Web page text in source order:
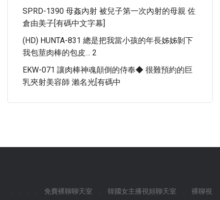
SPRD-1390 母姦內射 被兒子第一次內射的母親 佐
倉由美子[有碼中文字幕]
(HD) HUNTA-831 總是把我當小孩的年長姊姊剝下
我包莖肉棒的包皮… 2
EKW-071 讓肉棒神魂顛倒的侍奉◆ 很難預約的巨
乳夾射美容師 瀨名光[有碼中
免費裸聊聊天室 韓國女主播視頻聊天室 裸聊視